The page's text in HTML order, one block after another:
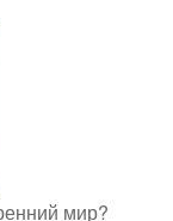
мир?